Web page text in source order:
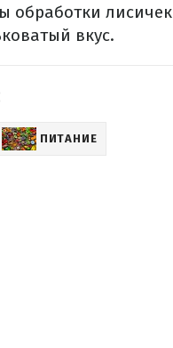
обработки лисичек
вкус.
ПИТАНИЕ